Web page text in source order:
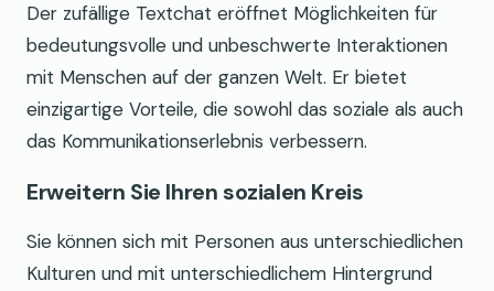
Der zufällige Textchat eröffnet Möglichkeiten für
bedeutungsvolle und unbeschwerte Interaktionen
mit Menschen auf der ganzen Welt. Er bietet
einzigartige Vorteile, die sowohl das soziale als auch
das Kommunikationserlebnis verbessern.
Erweitern Sie Ihren sozialen Kreis
Sie können sich mit Personen aus unterschiedlichen
Kulturen und mit unterschiedlichem Hintergrund